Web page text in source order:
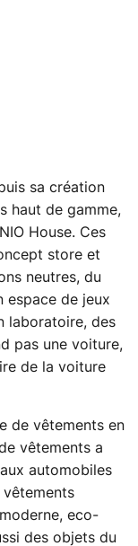
sa création
haut de gamme,
House. Ces
store et
neutres, du
espace de jeux
laboratoire, des
pas une voiture,
de la voiture
de vêtements en
vêtements a
automobiles
eco-
des objets du